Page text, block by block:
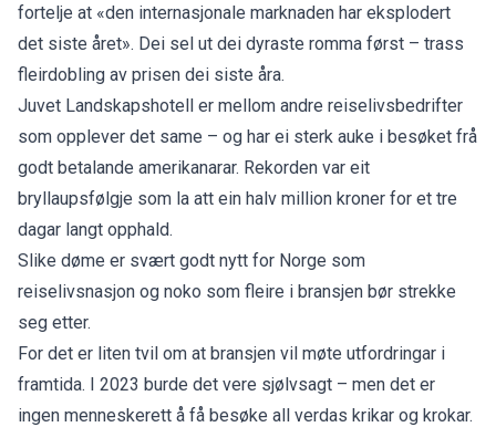
fortelje at «den internasjonale marknaden har eksplodert
det siste året». Dei sel ut dei dyraste romma først – trass
fleirdobling av prisen dei siste åra.
Juvet Landskapshotell er mellom andre reiselivsbedrifter
som opplever det same – og har ei sterk auke i besøket frå
godt betalande amerikanarar. Rekorden var eit
bryllaupsfølgje som la att ein halv million kroner for et tre
dagar langt opphald.
Slike døme er svært godt nytt for Norge som
reiselivsnasjon og noko som fleire i bransjen bør strekke
seg etter.
For det er liten tvil om at bransjen vil møte utfordringar i
framtida. I 2023 burde det vere sjølvsagt – men det er
ingen menneskerett å få besøke all verdas krikar og krokar.